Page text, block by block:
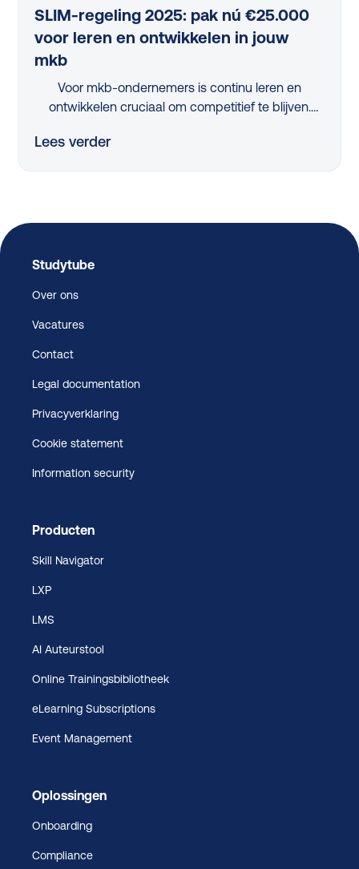
SLIM-regeling 2025: pak nú €25.000
voor leren en ontwikkelen in jouw
mkb
Voor mkb-ondernemers is continu leren en
ontwikkelen cruciaal om competitief te blijven.
flinke uitdaging. Dus, hoe pak je dit slim aan?
verbeteren. Tijdens ons webinar legden experts
(Studytube) haarfijn uit hoe jij dit jaar zonder
Lees verder
Studytube
Over ons
Vacatures
Contact
Legal documentation
Privacyverklaring
Cookie statement
Information security
Producten
Skill Navigator
LXP
LMS
AI Auteurstool
Online Trainingsbibliotheek
eLearning Subscriptions
Event Management
Oplossingen
Onboarding
Compliance